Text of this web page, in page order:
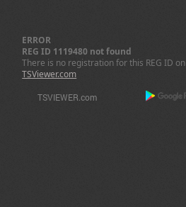
ERROR
REG ID 1119480 not found
There is no registration for this REG ID on
TSViewer.com